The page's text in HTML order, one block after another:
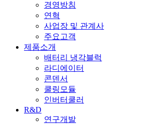
경영방침
연혁
사업장 및 관계사
주요고객
제품소개
배터리 냉각블럭
라디에이터
콘덴서
쿨링모듈
인버터쿨러
R&D
연구개발